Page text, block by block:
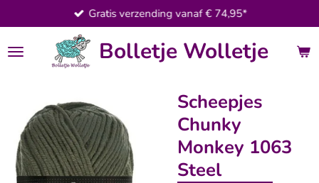
direct
naar
de
Bolletje Wolletje
Gratis verzending vanaf € 74,95*
Scheepjes
Chunky
Monkey 1063
Steel